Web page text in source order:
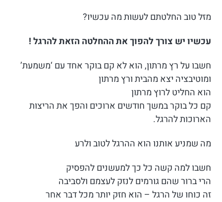
מזל טוב החלטתם לעשות מה עכשיו?
עכשיו יש צורך להפוך את ההחלטה הזאת להרגל !
חשבו על רץ מרתון, הוא לא קם בוקר אחד עם ‘משמעת’
ומוטיבציה יצא מהבית ורץ מרתון
הוא החליט לרוץ מרתון
קם כל בוקר במשך חודשים ארוכים והפך את הריצות
הארוכות להרגל.
מה שמניע אותנו הוא ההרגל לטוב ולרע
חשבו למה קשה כל כך למעשנים להפסיק
הרי ברור שהם גורמים לנזק לעצמם ולסביבה
זה כוחו של הרגל – הוא חזק יותר מכל דבר אחר